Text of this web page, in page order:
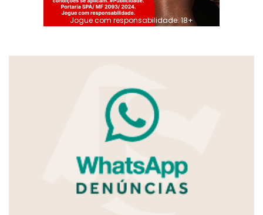
Jogue com responsabilidade. 18+